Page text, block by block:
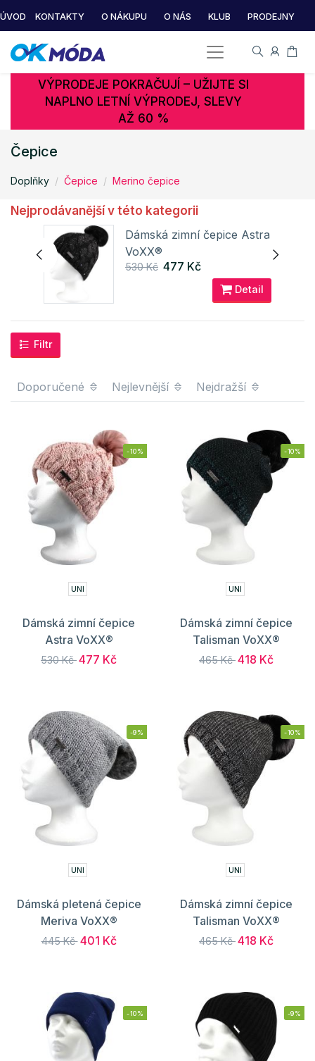
ÚVOD KONTAKTY O NÁKUPU O NÁS KLUB PRODEJNY
VÝPRODEJE POKRAČUJÍ – UŽIJTE SI
NAPLNO LETNÍ VÝPRODEJ, SLEVY
AŽ 60 %
Čepice
Doplňky Čepice Merino čepice
Nejprodávanější v této kategorii
Dámská zimní čepice Astra
VoXX®
530 Kč 477 Kč
Detail
Filtr
Doporučené Nejlevnější Nejdražší
-10%
UNI
Dámská zimní čepice
Astra VoXX®
530 Kč477 Kč
-10%
UNI
Dámská zimní čepice
Talisman VoXX®
465 Kč418 Kč
-9%
UNI
Dámská pletená čepice
Meriva VoXX®
445 Kč 401 Kč
-10%
UNI
Dámská zimní čepice
Talisman VoXX®
465 Kč418 Kč
-10% -9%